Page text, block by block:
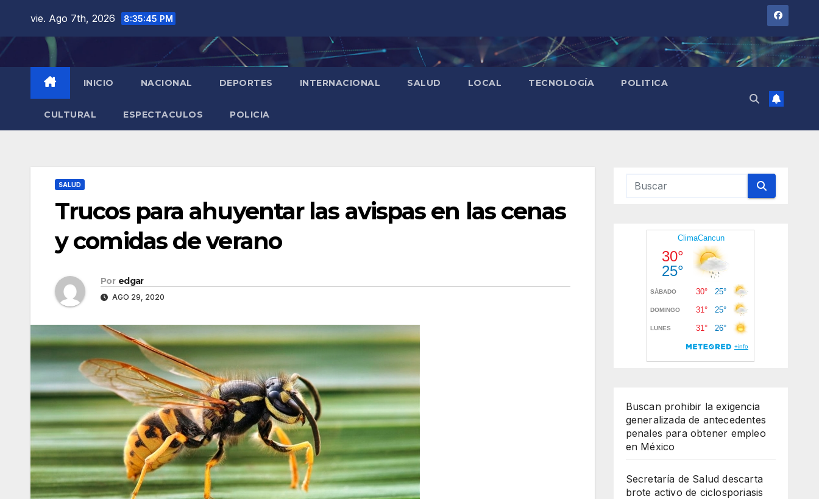
contenido
vie. Ago 7th, 2026 8:35:46 PM
INICIO NACIONAL DEPORTES INTERNACIONAL SALUD LOCAL TECNOLOGÍA POLITICA
CULTURAL ESPECTACULOS POLICIA
SALUD
Trucos para ahuyentar las avispas en las cenas
y comidas de verano
Por edgar
AGO 29, 2020
Buscan prohibir la exigencia
generalizada de antecedentes
penales para obtener empleo
en México
Secretaría de Salud descarta
brote activo de ciclosporiasis